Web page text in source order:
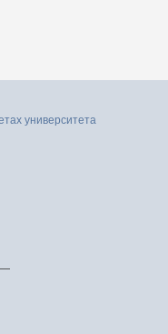
университета
—